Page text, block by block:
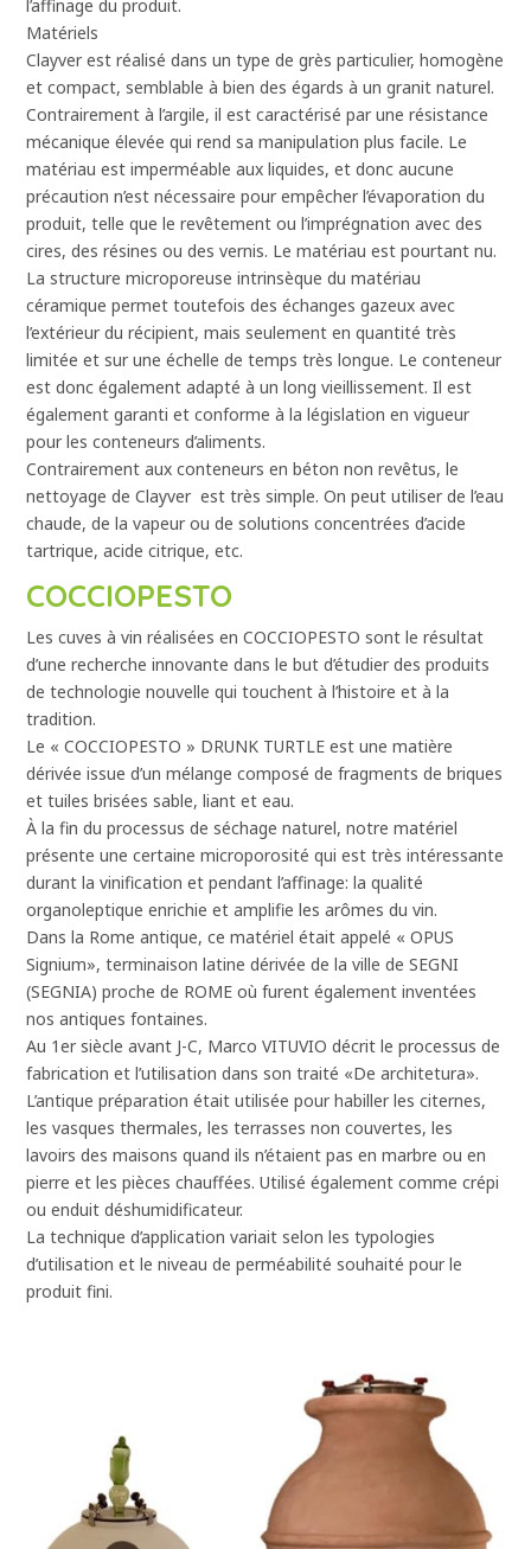
l’affinage du produit.
Matériels
Clayver est réalisé dans un type de grès particulier, homogène
et compact, semblable à bien des égards à un granit naturel.
Contrairement à l’argile, il est caractérisé par une résistance
mécanique élevée qui rend sa manipulation plus facile. Le
matériau est imperméable aux liquides, et donc aucune
précaution n’est nécessaire pour empêcher l’évaporation du
produit, telle que le revêtement ou l’imprégnation avec des
cires, des résines ou des vernis. Le matériau est pourtant nu.
La structure microporeuse intrinsèque du matériau
céramique permet toutefois des échanges gazeux avec
l’extérieur du récipient, mais seulement en quantité très
limitée et sur​ une échelle de temps très longue. Le conteneur
est donc également adapté à un long vieillissement. Il est
également garanti et conforme à la législation en vigueur
pour les conteneurs d’aliments.
Contrairement aux conteneurs en béton non revêtus, le
nettoyage de Clayver est très simple. On peut utiliser de l’eau
chaude, de la vapeur ou de solutions concentrées d’acide
tartrique, acide citrique, etc.
COCCIOPESTO
Les cuves à vin réalisées en COCCIOPESTO sont le résultat
d’une recherche innovante dans le but d’étudier des produits
de technologie nouvelle qui touchent à l’histoire et à la
tradition.
Le « COCCIOPESTO » DRUNK TURTLE est une matière
dérivée issue d’un mélange composé de fragments de briques
et tuiles brisées sable, liant et eau.
À la fin du processus de séchage naturel, notre matériel
présente une certaine microporosité qui est très intéressante
durant la vinification et pendant l’affinage: la qualité
organoleptique enrichie et amplifie les arômes du vin.
Dans la Rome antique, ce matériel était appelé « OPUS
Signium», terminaison latine dérivée de la ville de SEGNI
(SEGNIA) proche de ROME où furent également inventées
nos antiques fontaines.
Au 1er siècle avant J-C, Marco VITUVIO décrit le processus de
fabrication et l’utilisation dans son traité «De architetura».
L’antique préparation était utilisée pour habiller les citernes,
les vasques thermales, les terrasses non couvertes, les
lavoirs des maisons quand ils n’étaient pas en marbre ou en
pierre et les pièces chauffées. Utilisé également comme crépi
ou enduit déshumidificateur.
La technique d’application variait selon les typologies
d’utilisation et le niveau de perméabilité souhaité pour le
produit fini.